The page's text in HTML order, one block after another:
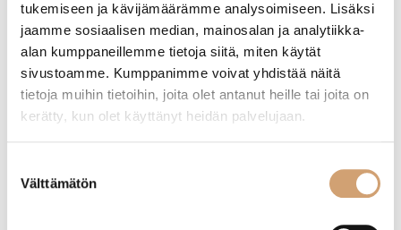
tukemiseen ja kävijämäärämme analysoimiseen. Lisäksi
jaamme sosiaalisen median, mainosalan ja analytiikka-
alan kumppaneillemme tietoja siitä, miten käytät
sivustoamme. Kumppanimme voivat yhdistää näitä
tietoja muihin tietoihin, joita olet antanut heille tai joita on
kerätty, kun olet käyttänyt heidän palvelujaan.
valinta
Välttämätön